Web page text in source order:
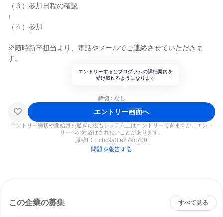
（３）参加日程の確認
↓
（４）参加
※随時新卒担当より、電話やメールでご連絡させていただきま
す。
エントリーするとプログラムの詳細案内を
受け取れるようになります
締切：なし
エントリー画面へ
エントリー締切や開始月を過ぎた後もシステム上はエントリーできますが、エント
リーへの対応はされないことがあります。
原稿ID： cbc9a3fa27ec700f
問題を報告する
この企業の募集 すべて見る